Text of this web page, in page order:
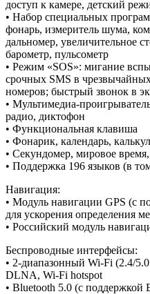
доступ к камере, детский
• Набор специальных
фонарь, измеритель шума,
дальномер, увеличительное
барометр, пульсометр
• Режим «SOS»: мигание
срочных SMS в
номеров; быстрый звонок в
• Мультимедиа-
радио, диктофон
• Функциональная клавиша
• Фонарик, календарь,
• Секундомер, мировое
• Поддержка 196 языков (в
Навигация:
• Модуль навигации GPS (с
для ускорения определения
• Российский модуль
Беспроводные интерфейсы:
• 2-диапазонный Wi-Fi (2.4/
DLNA, Wi-Fi hotspot
• Bluetooth 5.0 (с поддержкой